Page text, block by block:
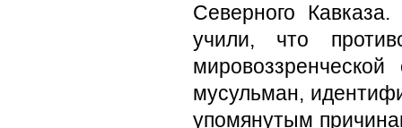
Северного
учили, что
мусульман,
упомянутым